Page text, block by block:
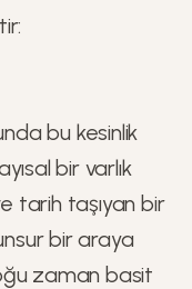
bu kesinlik
bir varlık
tarih taşıyan bir
bir araya
zaman basit